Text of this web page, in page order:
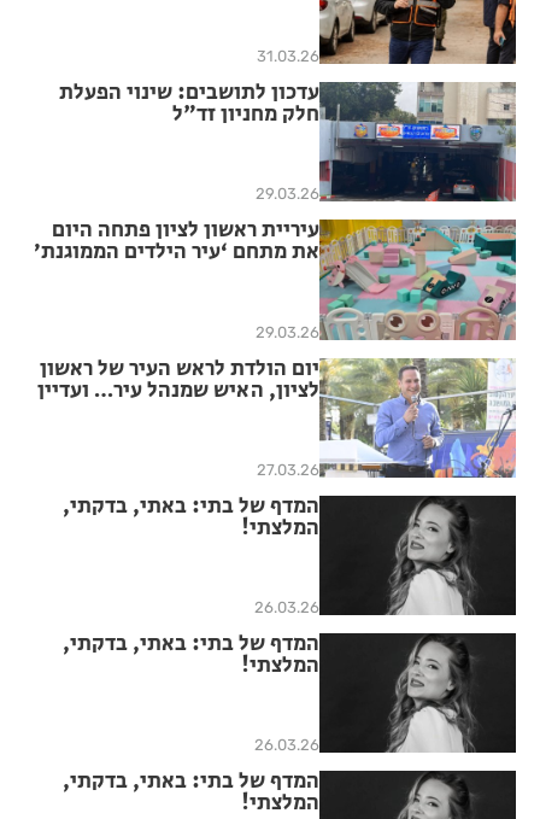
31.03.26
עדכון לתושבים: שינוי הפעלת
חלק מחניון זד"ל
29.03.26
עיריית ראשון לציון פתחה היום
את מתחם ‘עיר הילדים הממוגנת׳
29.03.26
יום הולדת לראש העיר של ראשון
לציון, האיש שמנהל עיר… ועדיין
נשאר “הבחור מהשכונה”
27.03.26
המדף של בתי: באתי, בדקתי,
המלצתי!
26.03.26
המדף של בתי: באתי, בדקתי,
המלצתי!
26.03.26
המדף של בתי: באתי, בדקתי,
המלצתי!